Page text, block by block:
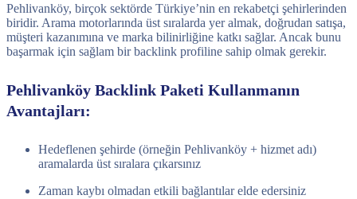
Pehlivanköy, birçok sektörde Türkiye’nin en rekabetçi şehirlerinden
biridir. Arama motorlarında üst sıralarda yer almak, doğrudan satışa,
müşteri kazanımına ve marka bilinirliğine katkı sağlar. Ancak bunu
başarmak için sağlam bir backlink profiline sahip olmak gerekir.
Pehlivanköy Backlink Paketi Kullanmanın
Avantajları:
Hedeflenen şehirde (örneğin Pehlivanköy + hizmet adı)
aramalarda üst sıralara çıkarsınız
Zaman kaybı olmadan etkili bağlantılar elde edersiniz